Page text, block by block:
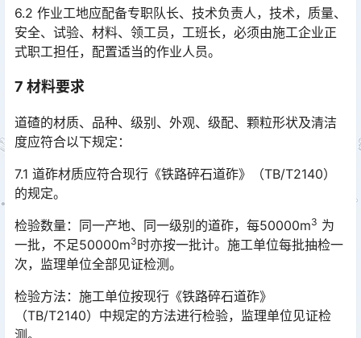
6.2 作业工地应配备专职队长、技术负责人，技术，质量、
安全、试验、材料、领工员，工班长，必须由施工企业正
式职工担任，配置适当的作业人员。
7 材料要求
道碴的材质、品种、级别、外观、级配、颗粒形状及清洁
度应符合以下规定：
7.1 道砟材质应符合现行《铁路碎石道砟》（TB/T2140）
的规定。
检验数量：同一产地、同一级别的道砟，每50000m3 为
一批，不足50000m3时亦按一批计。施工单位每批抽检一
次，监理单位全部见证检测。
检验方法：施工单位按现行《铁路碎石道砟》
（TB/T2140）中规定的方法进行检验，监理单位见证检
测。